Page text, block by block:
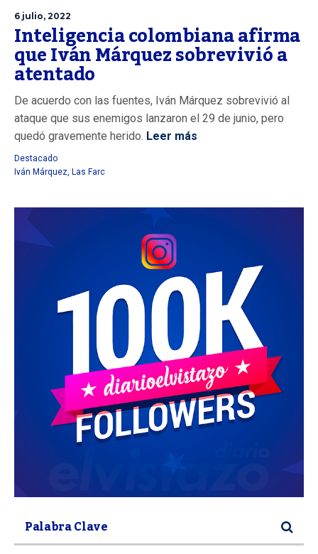
6 julio, 2022
Inteligencia colombiana afirma
que Iván Márquez sobrevivió a
atentado
De acuerdo con las fuentes, Iván Márquez sobrevivió al
ataque que sus enemigos lanzaron el 29 de junio, pero
quedó gravemente herido. Leer más
Destacado
Iván Márquez, Las Farc